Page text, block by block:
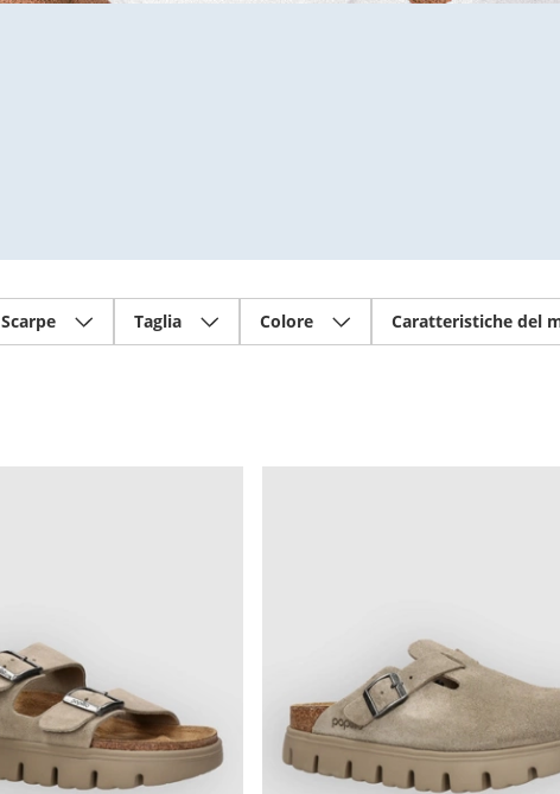
Taglia Colore Caratteristiche del